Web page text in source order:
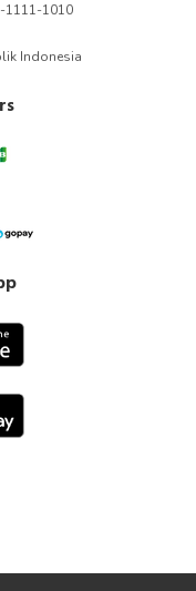
Indonesia
1111-1010